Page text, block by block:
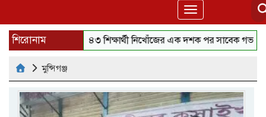
Toggle
navigation
শিরোনাম ৪৩ শিক্ষার্থী নিখোঁজের এক দশক পর সাবেক গভর্নর
মুন্সিগঞ্জ